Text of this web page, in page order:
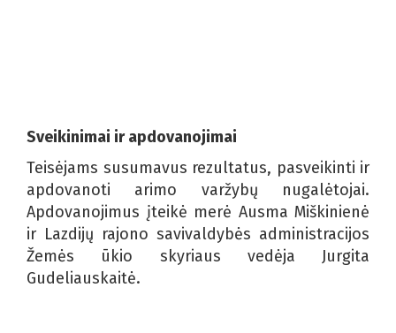
Sveikinimai ir apdovanojimai
Teisėjams susumavus rezultatus, pasveikinti ir
apdovanoti arimo varžybų nugalėtojai.
Apdovanojimus įteikė merė Ausma Miškinienė
ir Lazdijų rajono savivaldybės administracijos
Žemės ūkio skyriaus vedėja Jurgita
Gudeliauskaitė.